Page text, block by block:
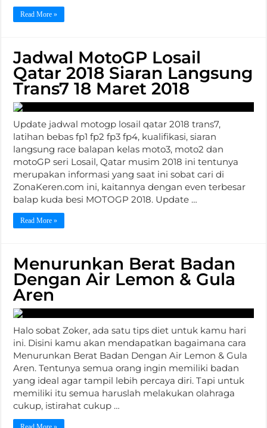
Read More »
Jadwal MotoGP Losail
Qatar 2018 Siaran Langsung
Trans7 18 Maret 2018
Update jadwal motogp losail qatar 2018 trans7,
latihan bebas fp1 fp2 fp3 fp4, kualifikasi, siaran
langsung race balapan kelas moto3, moto2 dan
motoGP seri Losail, Qatar musim 2018 ini tentunya
merupakan informasi yang saat ini sobat cari di
ZonaKeren.com ini, kaitannya dengan even terbesar
balap kuda besi MOTOGP 2018. Update …
Read More »
Menurunkan Berat Badan
Dengan Air Lemon & Gula
Aren
Halo sobat Zoker, ada satu tips diet untuk kamu hari
ini. Disini kamu akan mendapatkan bagaimana cara
Menurunkan Berat Badan Dengan Air Lemon & Gula
Aren. Tentunya semua orang ingin memiliki badan
yang ideal agar tampil lebih percaya diri. Tapi untuk
memiliki itu semua haruslah melakukan olahraga
cukup, istirahat cukup …